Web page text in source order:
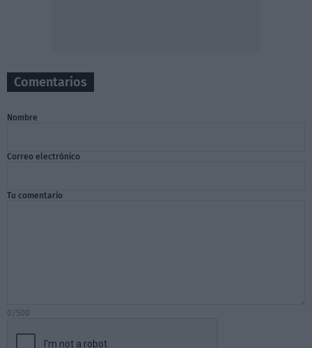
Comentarios
Nombre
Correo electrónico
Tu comentario
0/500